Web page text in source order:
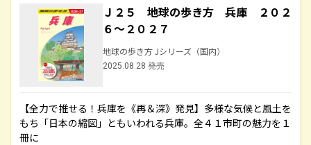
Ｊ２５ 地球の歩き方 兵庫 ２０２
６～２０２７
地球の歩き方 Jシリーズ（国内）
2025.08.28 発売
【全力で推せる！兵庫を《再＆深》発見】多様な気候と風土を
もち「日本の縮図」ともいわれる兵庫。全４１市町の魅力を１
冊に